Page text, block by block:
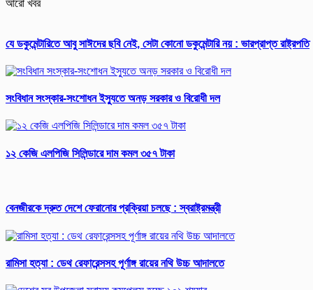
আরো খবর
যে ডকুমেন্টারিতে আবু সাঈদের ছবি নেই, সেটা কোনো ডকুমেন্টারি নয় : ভারপ্রাপ্ত রাষ্ট্রপতি
সংবিধান সংস্কার-সংশোধন ইস্যুতে অনড় সরকার ও বিরোধী দল
১২ কেজি এলপিজি সিলিন্ডারে দাম কমল ৩৫৭ টাকা
বেনজীরকে দ্রুত দেশে ফেরানোর প্রক্রিয়া চলছে : স্বরাষ্ট্রমন্ত্রী
রামিসা হত্যা : ডেথ রেফারেন্সসহ পূর্ণাঙ্গ রায়ের নথি উচ্চ আদালতে